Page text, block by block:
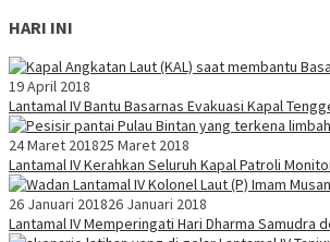
HARI INI
19 April 2018
Lantamal IV Bantu Basarnas Evakuasi Kapal
24 Maret 201825 Maret 2018
Lantamal IV Kerahkan Seluruh Kapal Patroli
26 Januari 201826 Januari 2018
Lantamal IV Memperingati Hari Dharma Samudra